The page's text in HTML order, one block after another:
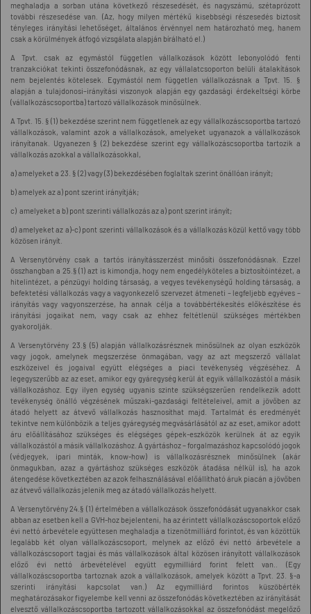
meghaladja a sorban utána következő részesedését, és nagyszámú, szétaprózott
további részesedése van. (Az, hogy milyen mértékű kisebbségi részesedés biztosít
tényleges irányítási lehetőséget, általános érvénnyel nem határozható meg, hanem
csak a körülmények átfogó vizsgálata alapján bírálható el.)
A Tpvt. csak az egymástól független vállalkozások között lebonyolódó fenti
tranzakciókat tekinti összefonódásnak, az egy vállalatcsoporton belüli átalakítások
nem bejelentés kötelesek. Egymástól nem független vállalkozásnak a Tpvt. 15. §
alapján a tulajdonosi–irányítási viszonyok alapján egy gazdasági érdekeltségi körbe
(vállalkozáscsoportba) tartozó vállalkozások minősülnek.
A Tpvt. 15. § (1) bekezdése szerint nem függetlenek az egy vállalkozáscsoportba tartozó
vállalkozások, valamint azok a vállalkozások, amelyeket ugyanazok a vállalkozások
irányítanak. Ugyanezen § (2) bekezdése szerint egy vállalkozáscsoportba tartozik a
vállalkozás azokkal a vállalkozásokkal,
a) amelyeket a 23. § (2) vagy (3) bekezdésében foglaltak szerint önállóan irányít;
b) amelyek az a) pont szerint irányítják;
c) amelyeket a b) pont szerinti vállalkozás az a) pont szerint irányít;
d) amelyeket az a)-c) pont szerinti vállalkozások és a vállalkozás közül kettő vagy több
közösen irányít.
A Versenytörvény csak a tartós irányításszerzést minősíti összefonódásnak. Ezzel
összhangban a 25.§ (1) azt is kimondja, hogy nem engedélyköteles a biztosítóintézet, a
hitelintézet, a pénzügyi holding társaság, a vegyes tevékenységű holding társaság, a
befektetési vállalkozás vagy a vagyonkezelő szervezet átmeneti – legfeljebb egyéves –
irányítás vagy vagyonszerzése, ha annak célja a továbbértékesítés előkészítése és
irányítási jogaikat nem, vagy csak az ehhez feltétlenül szükséges mértékben
gyakorolják.
A Versenytörvény 23.§ (5) alapján vállalkozásrésznek minősülnek az olyan eszközök
vagy jogok, amelynek megszerzése önmagában, vagy az azt megszerző vállalat
eszközeivel és jogaival együtt elégséges a piaci tevékenység végzéséhez. A
legegyszerűbb az az eset, amikor egy gyáregység kerül át egyik vállalkozástól a másik
vállalkozáshoz. Egy ilyen egység ugyanis szinte szükségszerűen rendelkezik adott
tevékenység önálló végzésének műszaki-gazdasági feltételeivel, amit a jövőben az
átadó helyett az átvevő vállalkozás hasznosíthat majd. Tartalmát és eredményét
tekintve nem különbözik a teljes gyáregység megvásárlásától az az eset, amikor adott
áru előállításához szükséges és elégséges gépek-eszközök kerülnek át az egyik
vállalkozástól a másik vállalkozáshoz. A gyártáshoz – forgalmazáshoz kapcsolódó jogok
(védjegyek, ipari minták, know-how) is vállalkozásrésznek minősülnek (akár
önmagukban, azaz a gyártáshoz szükséges eszközök átadása nélkül is), ha azok
átengedése következtében az azok felhasználásával előállítható áruk piacán a jövőben
az átvevő vállalkozás jelenik meg az átadó vállalkozás helyett.
A Versenytörvény 24.§ (1) értelmében a vállalkozások összefonódását ugyanakkor csak
abban az esetben kell a GVH-hoz bejelenteni, ha az érintett vállalkozáscsoportok előző
évi nettó árbevétele együttesen meghaladja a tizenötmilliárd forintot, és van közöttük
legalább két olyan vállalkozáscsoport, melynek az előző évi nettó árbevétele a
vállalkozáscsoport tagjai és más vállalkozások által közösen irányított vállalkozások
előző évi nettó árbevételével együtt egymilliárd forint felett van.. (Egy
vállalkozáscsoportba tartoznak azok a vállalkozások, amelyek között a Tpvt. 23. §-a
szerinti irányítási kapcsolat van.) Az egymilliárd forintos küszöbérték
meghatározásakor figyelembe kell venni az összefonódás következtében az irányítását
elvesztő vállalkozáscsoportba tartozott vállalkozásokkal az összefonódást megelőző